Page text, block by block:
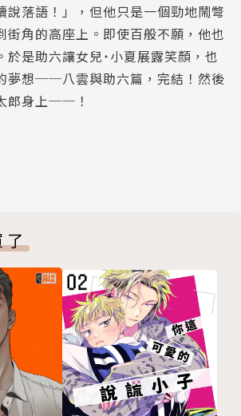
說落語！」，但他只是一個勁地鬧彆
街角的高座上。即使百般不願，他也
於是助六讓女兒˙小夏展露笑顏，也
夢想──八雲與助六篇，完結！然後
郎身上──！
了